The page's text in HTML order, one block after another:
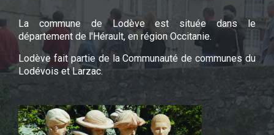
La commune de Lodève est située dans le
département de l'Hérault, en région Occitanie.
Lodève fait partie de la Communauté de communes du
Lodévois et Larzac.